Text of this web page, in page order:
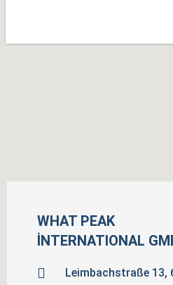
WHAT PEAK
İNTERNATIONAL
Leimbachstraße 13,